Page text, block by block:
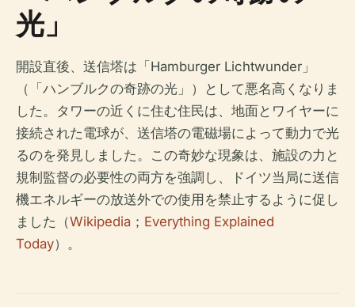
光」
開設直後、送信塔は「Hamburger Lichtwunder」
（「ハンブルクの奇跡の光」）として悪名高くなりま
した。タワーの近くに住む住民は、地面とワイヤーに
接続された電球が、送信塔の電磁場によって動力で光
るのを発見しました。この奇妙な現象は、施設の力と
規制監督の必要性の両方を強調し、ドイツ当局に送信
機エネルギーの放送外での使用を禁止するように促し
ました（Wikipedia ； Everything Explained
Today）。